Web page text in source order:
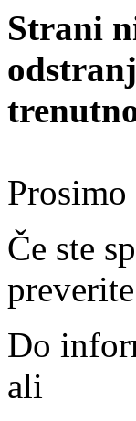
Strani
Prosimo
Če ste
Do
ali